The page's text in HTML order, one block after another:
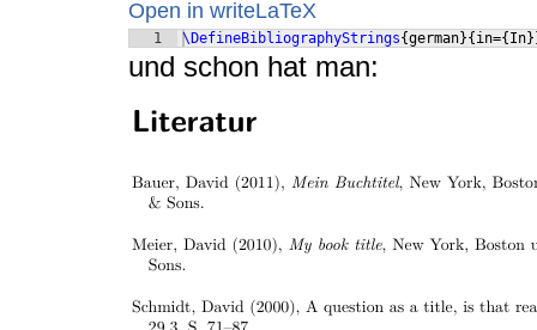
Open in writeLaTeX
1 \DefineBibliographyStrings{german}{ in={ In
und schon hat man: